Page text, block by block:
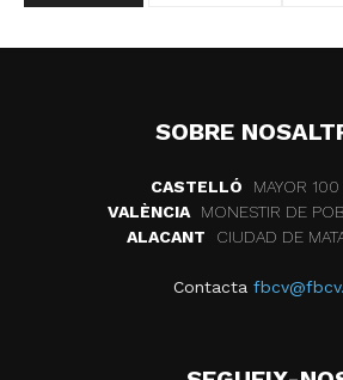
SOBRE
CASTELLÓ
MAYOR 100
VALÈNCIA
MONESTIR DE
ALACANT
CIUDAD DE
Contacta